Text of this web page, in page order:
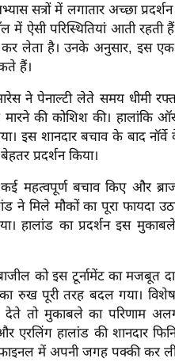
सत्रों में लगातार अच्छा
में ऐसी परिस्थितियां आती
कर लेता है। उनके अनुसार, इस
हैं।
ने पेनाल्टी लेते समय धीमी
की कोशिश की। हालांकि
इस शानदार बचाव के बाद नॉर्वे
प्रदर्शन किया।
महत्वपूर्ण बचाव किए और
ने मिले मौकों का पूरा फायदा
हालांड का प्रदर्शन इस
को इस टूर्नामेंट का मजबूत
पूरी तरह बदल गया।
तो मुकाबले का परिणाम अलग
एरलिंग हालांड की शानदार
में अपनी जगह पक्की कर